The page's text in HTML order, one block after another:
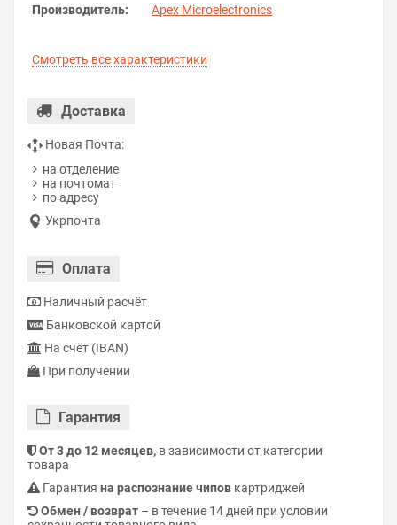
Производитель: Apex Microelectronics
Смотреть все характеристики
Доставка
Новая Почта:
на отделение
на почтомат
по адресу
Укрпочта
Оплата
Наличный расчёт
Банковской картой
На счёт (IBAN)
При получении
Гарантия
От 3 до 12 месяцев, в зависимости от категории
товара
Гарантия на распознание чипов картриджей
Обмен / возврат – в течение 14 дней при условии